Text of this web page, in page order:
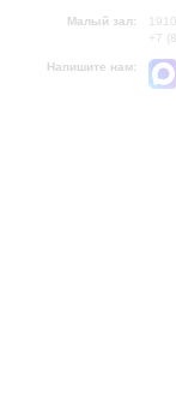
Малый зал:
+7
Напишите нам: